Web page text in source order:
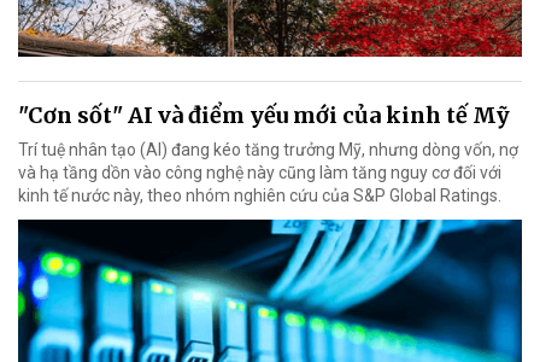
"Cơn sốt" AI và điểm yếu mới của kinh tế Mỹ
Trí tuệ nhân tạo (AI) đang kéo tăng trưởng Mỹ, nhưng dòng vốn, nợ
và hạ tầng dồn vào công nghệ này cũng làm tăng nguy cơ đối với
kinh tế nước này, theo nhóm nghiên cứu của S&P Global Ratings.